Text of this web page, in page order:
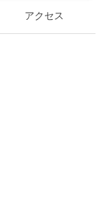
アクセス